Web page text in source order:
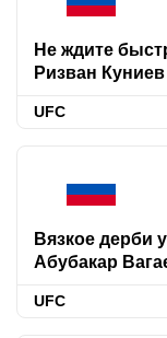
Не ждите
Ризван
UFC
Вязкое дерби
Абубакар
UFC